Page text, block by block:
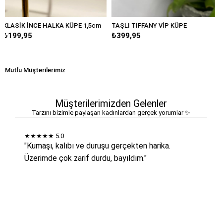
KÜPE 1,5cm TAŞLI TIFFANY VİP KÜPE BÜYÜK DAMLA
Mutlu Müşterilerimiz
Müşterilerimizden Gelenler
Tarzını bizimle paylaşan kadınlardan gerçek yorumlar ✨
★★★★★ 5.0
"Kumaşı, kalıbı ve duruşu gerçekten harika.
Üzerimde çok zarif durdu, bayıldım."